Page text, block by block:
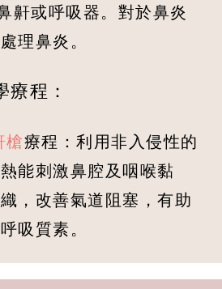
鼾或呼吸器。對於鼻炎
理鼻炎。
療程：
槍療程：利用非入侵性的
能刺激鼻腔及咽喉黏
，改善氣道阻塞，有助
吸質素。